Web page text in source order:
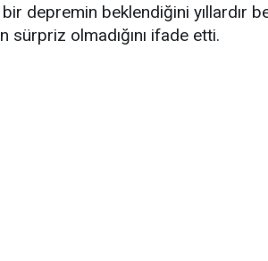
depremin beklendiğini yıllardır
sürpriz olmadığını ifade etti.